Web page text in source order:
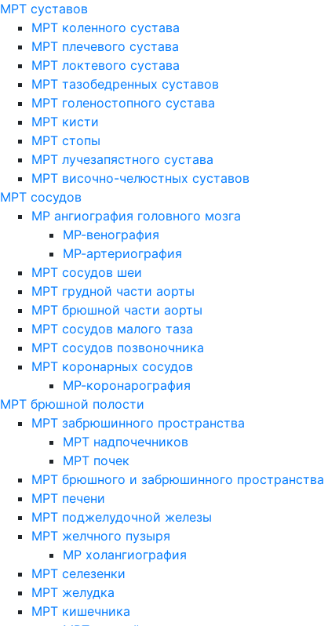
МРТ суставов
МРТ коленного сустава
МРТ плечевого сустава
МРТ локтевого сустава
МРТ тазобедренных суставов
МРТ голеностопного сустава
МРТ кисти
МРТ стопы
МРТ лучезапястного сустава
МРТ височно-челюстных суставов
МРТ сосудов
МР ангиография головного мозга
МР-венография
МР-артериография
МРТ сосудов шеи
МРТ грудной части аорты
МРТ брюшной части аорты
МРТ сосудов малого таза
МРТ сосудов позвоночника
МРТ коронарных сосудов
МР-коронарография
МРТ брюшной полости
МРТ забрюшинного пространства
МРТ надпочечников
МРТ почек
МРТ брюшного и забрюшинного пространства
МРТ печени
МРТ поджелудочной железы
МРТ желчного пузыря
МР холангиография
МРТ селезенки
МРТ желудка
МРТ кишечника